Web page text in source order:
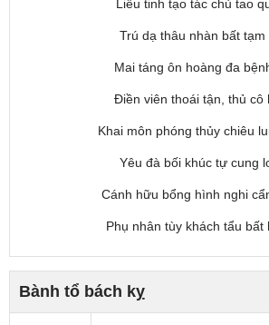
Liễu tinh tạo tác chủ tao
Trú dạ thâu nhàn bất tạm
Mai táng ôn hoàng đa
Điền viên thoái tận, thủ cô
Khai môn phóng thủy chiêu
Yêu đà bối khúc tự cung
Cánh hữu bổng hình nghi
Phụ nhân tùy khách tẩu bất
Bành tổ bách kỵ